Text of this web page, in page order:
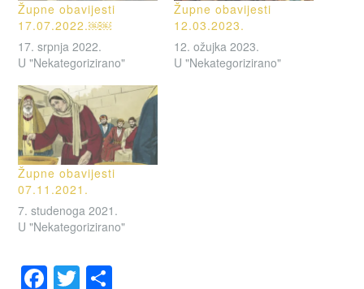
Župne obavijesti
17.07.2022.￼￼
17. srpnja 2022.
U "Nekategorizirano"
Župne obavijesti
12.03.2023.
12. ožujka 2023.
U "Nekategorizirano"
Župne obavijesti
07.11.2021.
7. studenoga 2021.
U "Nekategorizirano"
F T